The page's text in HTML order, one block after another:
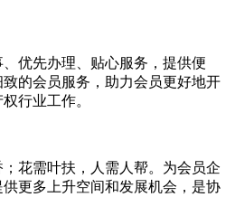
优先办理、贴心服务，提供便
的会员服务，助力会员更好地开
行业工作。
花需叶扶，人需人帮。为会员企
更多上升空间和发展机会，是协